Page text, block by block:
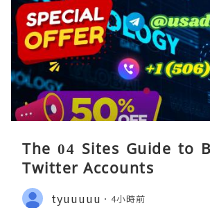
The 04 Sites Guide to
Twitter Accounts
tyuuuuu 4小時前